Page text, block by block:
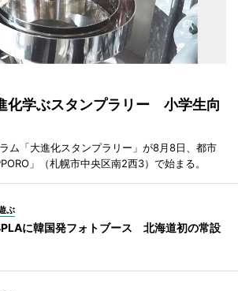
化学ぶスタンプラリー 小学生向
ム「大進化スタンプラリー」が8月8日、都市
」（札幌市中央区南2西3）で始まる。
ぶ
に韓国発フォトブース 北海道初の常設